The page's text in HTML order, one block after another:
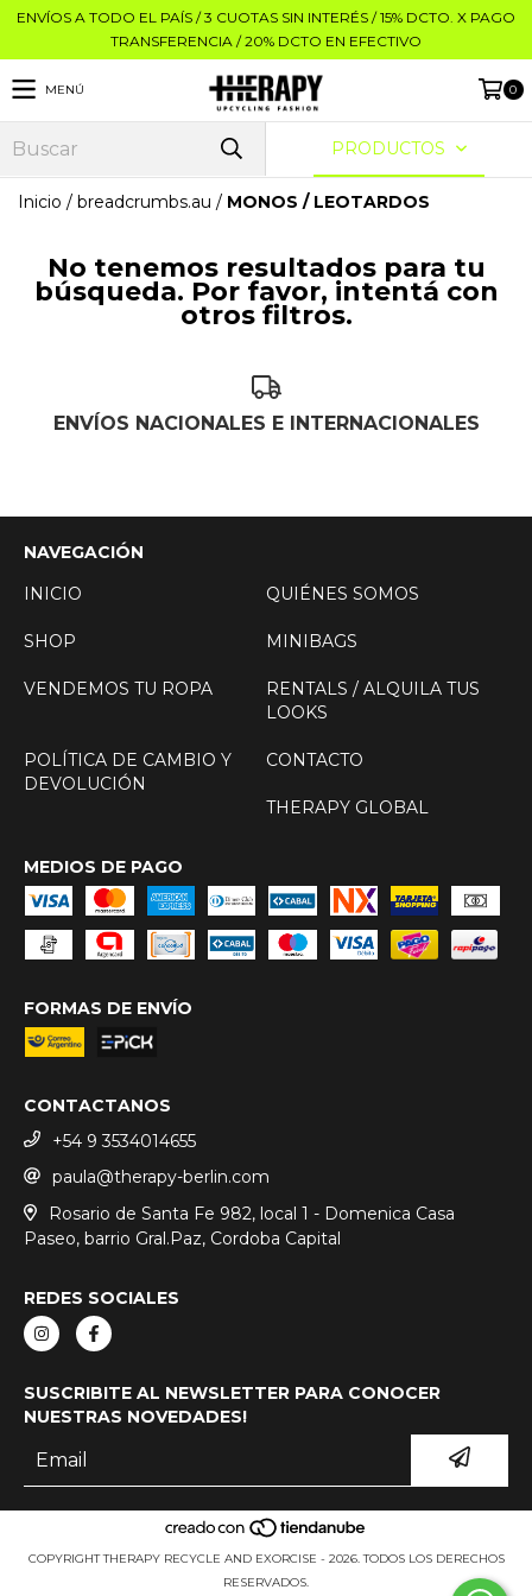
ENVÍOS A TODO EL PAÍS / 3 CUOTAS SIN INTERÉS / 15% DCTO. X PAGO
TRANSFERENCIA / 20% DCTO EN EFECTIVO
MENÚ 0
PRODUCTOS
Inicio / breadcrumbs.au / MONOS / LEOTARDOS
No tenemos resultados para tu
búsqueda. Por favor, intentá con
otros filtros.
ENVÍOS NACIONALES E INTERNACIONALES
NAVEGACIÓN
INICIO
QUIÉNES SOMOS
SHOP MINIBAGS
VENDEMOS TU ROPA
RENTALS / ALQUILA TUS
LOOKS
POLÍTICA DE CAMBIO Y
DEVOLUCIÓN
CONTACTO
THERAPY GLOBAL
MEDIOS DE PAGO
FORMAS DE ENVÍO
CONTACTANOS
+54 9 3534014655
paula@therapy-berlin.com
Rosario de Santa Fe 982, local 1 - Domenica Casa
Paseo, barrio Gral.Paz, Cordoba Capital
REDES SOCIALES
SUSCRIBITE AL NEWSLETTER PARA CONOCER
NUESTRAS NOVEDADES!
COPYRIGHT THERAPY RECYCLE AND EXORCISE - 2026. TODOS LOS DERECHOS
RESERVADOS.